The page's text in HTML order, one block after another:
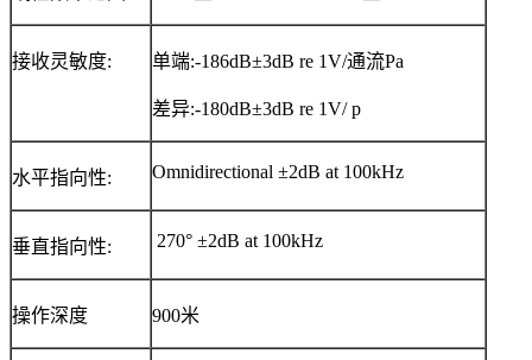
接收灵敏度: 单端:-186dB±3dB re 1V/通流Pa
差异:-180dB±3dB re 1V/ p
水平指向性: Omnidirectional ±2dB at 100kHz
垂直指向性: 270° ±2dB at 100kHz
操作深度 900米